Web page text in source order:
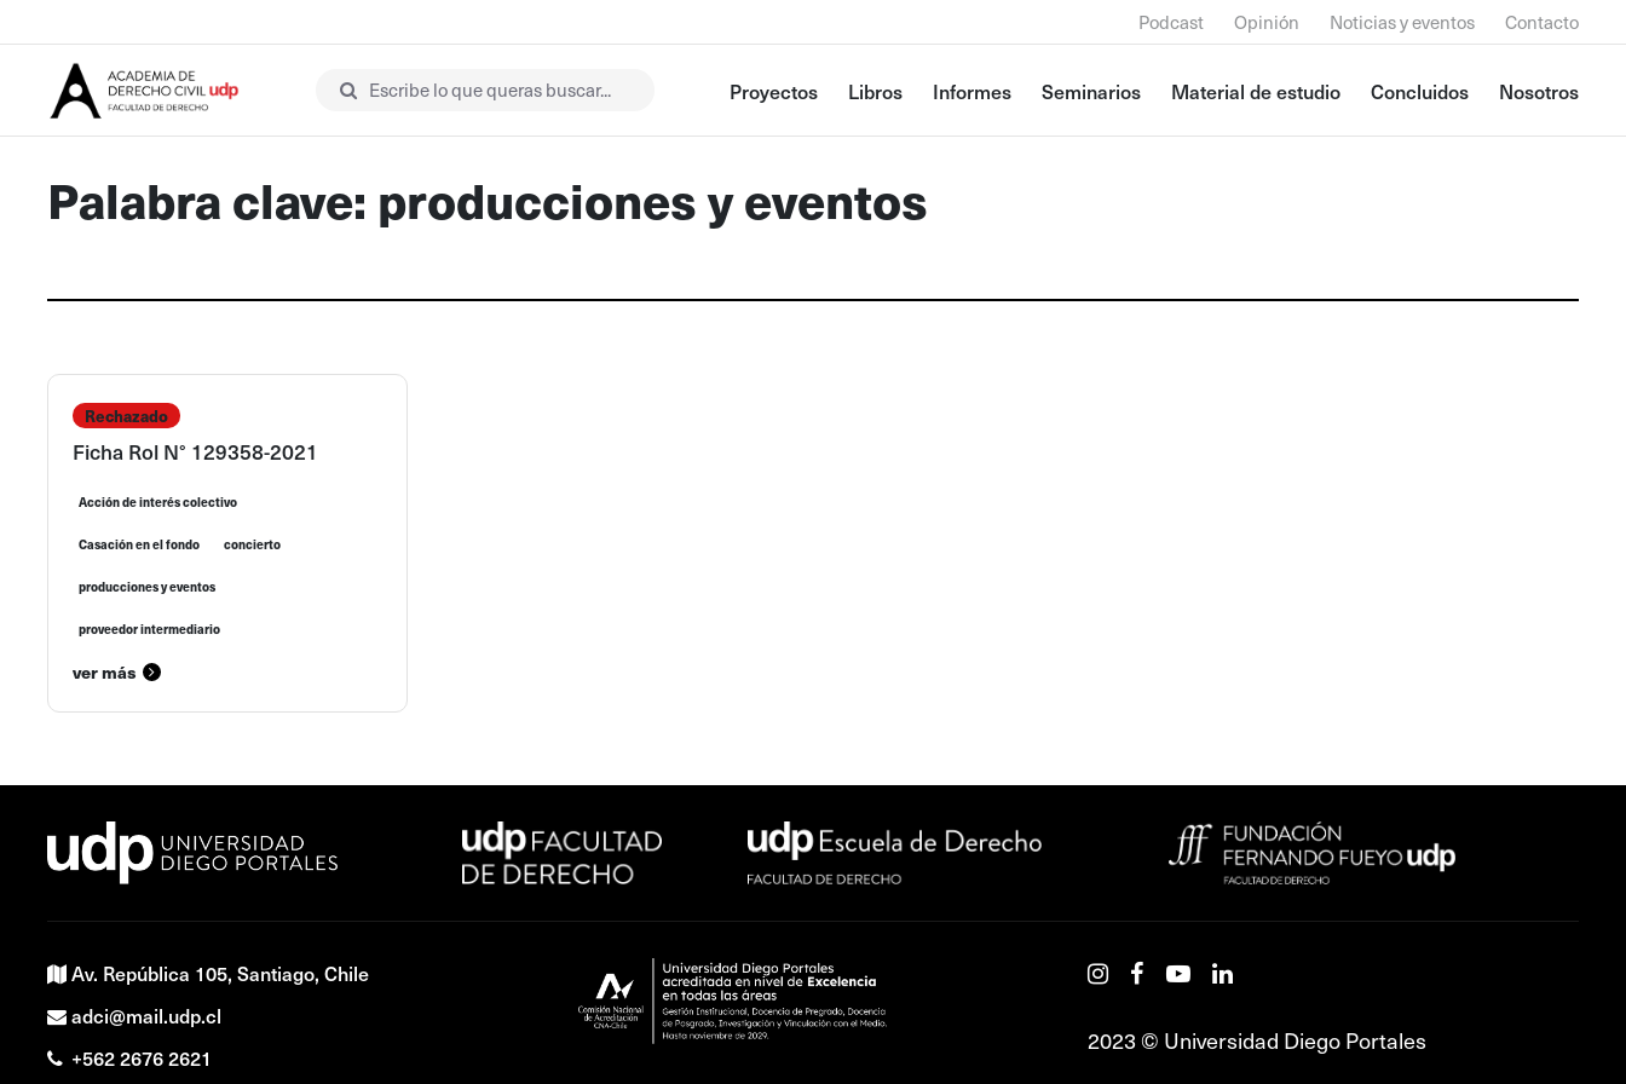
Podcast Opinión Noticias y eventos Contacto
Escribe lo que queras buscar... Proyectos Libros Informes Seminarios Material de estudio Concluidos Nosotros
Palabra clave: producciones y eventos
Rechazado
Ficha Rol N° 129358-2021
Acción de interés colectivo
Casación en el fondo concierto
producciones y eventos
proveedor intermediario
ver más
Av. República 105, Santiago, Chile
adci@mail.udp.cl
+562 2676 2621
2023 © Universidad Diego Portales